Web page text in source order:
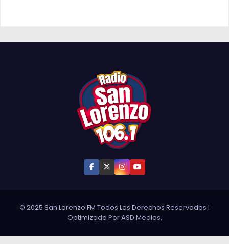
© 2025 San Lorenzo FM Todos Los Derechos Reservados |
Optimizado PorASD Medios.